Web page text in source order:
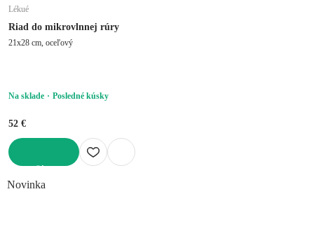
Lékué
Riad do mikrovlnnej rúry
21x28 cm, oceľový
Na sklade Posledné kúsky
52 €
Novinka